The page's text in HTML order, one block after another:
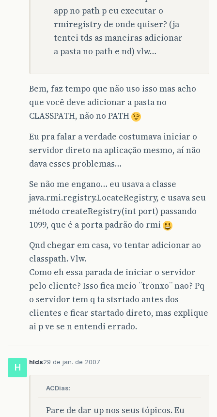
app no path p eu executar o
rmiregistry de onde quiser? (ja
tentei tds as maneiras adicionar
a pasta no path e nd) vlw…
Bem, faz tempo que não uso isso mas acho
que você deve adicionar a pasta no
CLASSPATH, não no PATH
Eu pra falar a verdade costumava iniciar o
servidor direto na aplicação mesmo, aí não
dava esses problemas…
Se não me engano… eu usava a classe
java.rmi.registry.LocateRegistry, e usava seu
método createRegistry(int port) passando
1099, que é a porta padrão do rmi
Qnd chegar em casa, vo tentar adicionar ao
classpath. Vlw.
Como eh essa parada de iniciar o servidor
pelo cliente? Isso fica meio ¨tronxo¨ nao? Pq
o servidor tem q ta stsrtado antes dos
clientes e ficar startado direto, mas explique
ai p ve se n entendi errado.
H
hlds29 de jan. de 2007
ACDias:
Pare de dar up nos seus tópicos. Eu